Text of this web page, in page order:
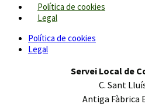
Política de cookies
Legal
Política de cookies
Legal
Servei Local de
C. Sant
Antiga Fàbrica